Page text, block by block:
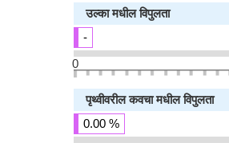
उल्का मधील विपुलता
-
0
पृथ्वीवरील कवचा मधील विपुलता
0.00 %